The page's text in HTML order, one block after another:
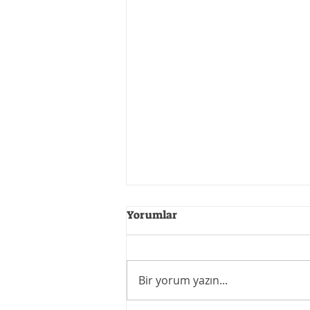
Yorumlar
Bir yorum yazın...